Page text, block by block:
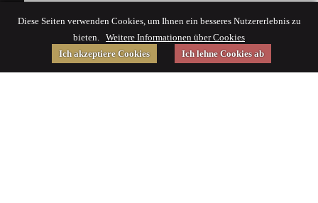
Diese Seiten verwenden Cookies, um Ihnen ein besseres Nutzererlebnis zu
bieten. Weitere Informationen über Cookies
Ich akzeptiere Cookies
Ich lehne Cookies ab